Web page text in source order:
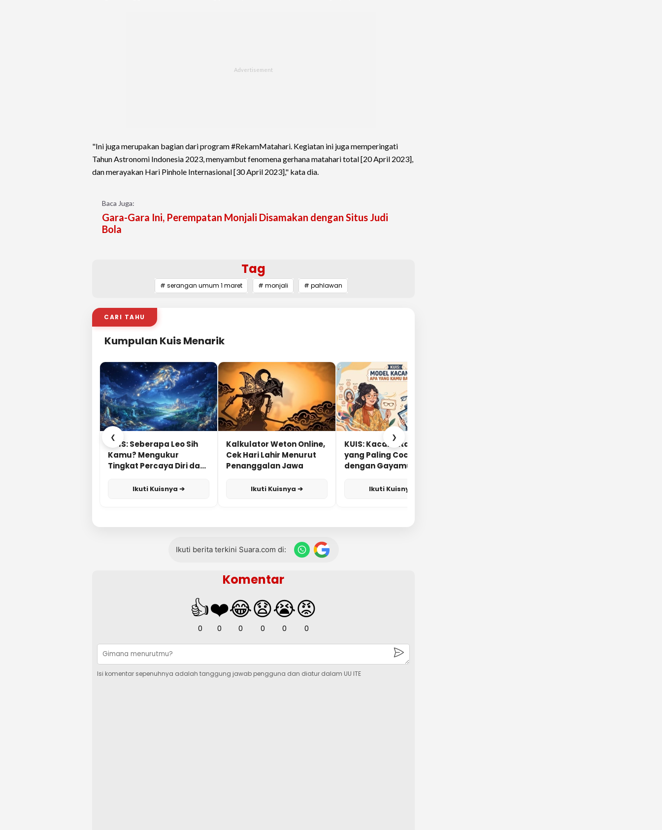
"Ini juga merupakan bagian dari program #RekamMatahari. Kegiatan ini juga memperingati
Tahun Astronomi Indonesia 2023, menyambut fenomena gerhana matahari total [20 April 2023],
dan merayakan Hari Pinhole Internasional [30 April 2023]," kata dia.
Baca Juga:
Gara-Gara Ini, Perempatan Monjali Disamakan dengan Situs Judi
Bola
Tag
# serangan umum 1 maret # monjali # pahlawan
CARI TAHU
Kumpulan Kuis Menarik
❮
KUIS: Seberapa Leo Sih
Kamu? Mengukur
Tingkat Percaya Diri dan
Ikuti Kuisnya ➔
Kalkulator Weton Online,
Cek Hari Lahir Menurut
Penanggalan Jawa
Ikuti Kuisnya ➔
KUIS: Kacamata Apa
yang Paling Cocok
dengan Gayamu?
Ikuti Kuisnya ➔
❯
Ikuti berita terkini Suara.com di:
Komentar
👍
0
❤️
0
😂
0
😧
0
😭
0
😡
0
Isi komentar sepenuhnya adalah tanggung jawab pengguna dan diatur dalam UU ITE